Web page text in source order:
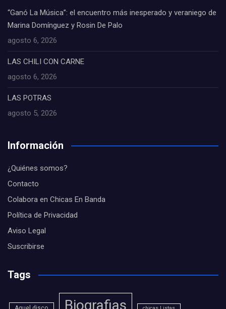
“Ganó La Música”: el encuentro más inesperado y veraniego de
Marina Domínguez y Rosin De Palo
agosto 6, 2026
LAS CHILI CON CARNE
agosto 6, 2026
LAS POTRAS
agosto 5, 2026
Información
¿Quiénes somos?
Contacto
Colabora en Chicas En Banda
Política de Privacidad
Aviso Legal
Suscribirse
Tags
Biografias